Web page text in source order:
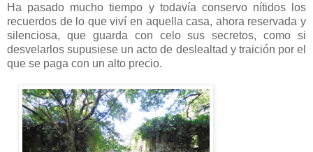
Ha pasado mucho tiempo y todavía conservo nítidos los
recuerdos de lo que viví en aquella casa, ahora reservada y
silenciosa, que guarda con celo sus secretos, como si
desvelarlos supusiese un acto de deslealtad y traición por el
que se paga con un alto precio.